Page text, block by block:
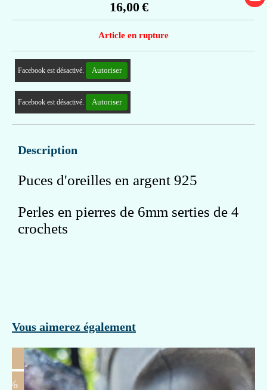
16,00€
Article en rupture
Facebook est désactivé. Autoriser
Facebook est désactivé. Autoriser
Description
Puces d'oreilles en argent 925
Perles en pierres de 6mm serties de 4
crochets
Vous aimerez également